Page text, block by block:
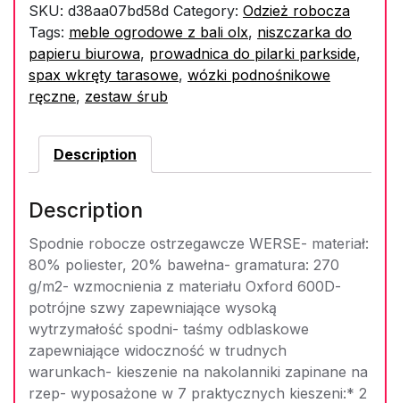
SKU: d38aa07bd58d Category: Odzież robocza
Tags: meble ogrodowe z bali olx, niszczarka do
papieru biurowa, prowadnica do pilarki parkside,
spax wkręty tarasowe, wózki podnośnikowe
ręczne, zestaw śrub
Description
Description
Spodnie robocze ostrzegawcze WERSE- materiał:
80% poliester, 20% bawełna- gramatura: 270
g/m2- wzmocnienia z materiału Oxford 600D-
potrójne szwy zapewniające wysoką
wytrzymałość spodni- taśmy odblaskowe
zapewniające widoczność w trudnych
warunkach- kieszenie na nakolanniki zapinane na
rzep- wyposażone w 7 praktycznych kieszeni:* 2